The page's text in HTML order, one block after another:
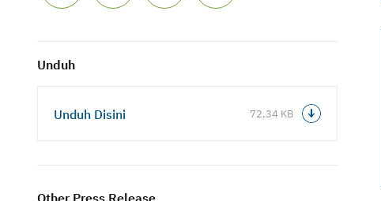
Unduh
Unduh Disini 72,34 KB
Other Press Release